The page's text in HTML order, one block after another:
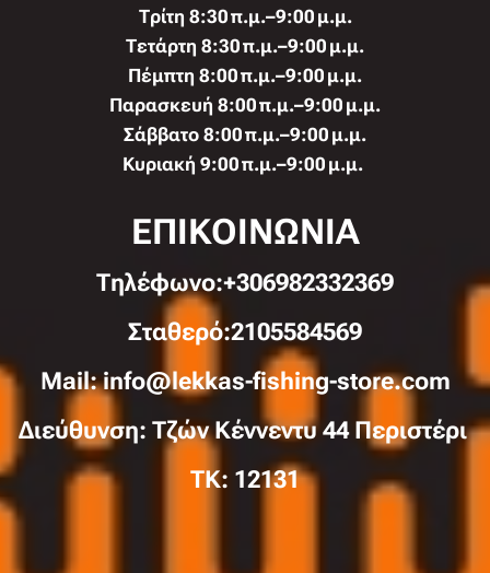
Τρίτη 8:30 π.μ.–9:00 μ.μ.
Τετάρτη 8:30 π.μ.–9:00 μ.μ.
Πέμπτη 8:00 π.μ.–9:00 μ.μ.
Παρασκευή 8:00 π.μ.–9:00 μ.μ.
Σάββατο 8:00 π.μ.–9:00 μ.μ.
Κυριακή 9:00 π.μ.–9:00 μ.μ.
ΕΠΙΚΟΙΝΩΝΙΑ
Τηλέφωνo:+306982332369
Σταθερό:2105584569
Mail: info@lekkas-fishing-store.com
Διεύθυνση: Τζών Κέννεντυ 44 Περιστέρι
TK: 12131